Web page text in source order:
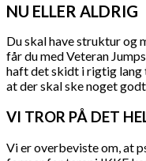
NU ELLER ALDRIG
Du skal have struktur og
får du med Veteran
haft det skidt i rigtig lang
at der skal ske noget
VI TROR PÅ DET
Vi er overbeviste om, at